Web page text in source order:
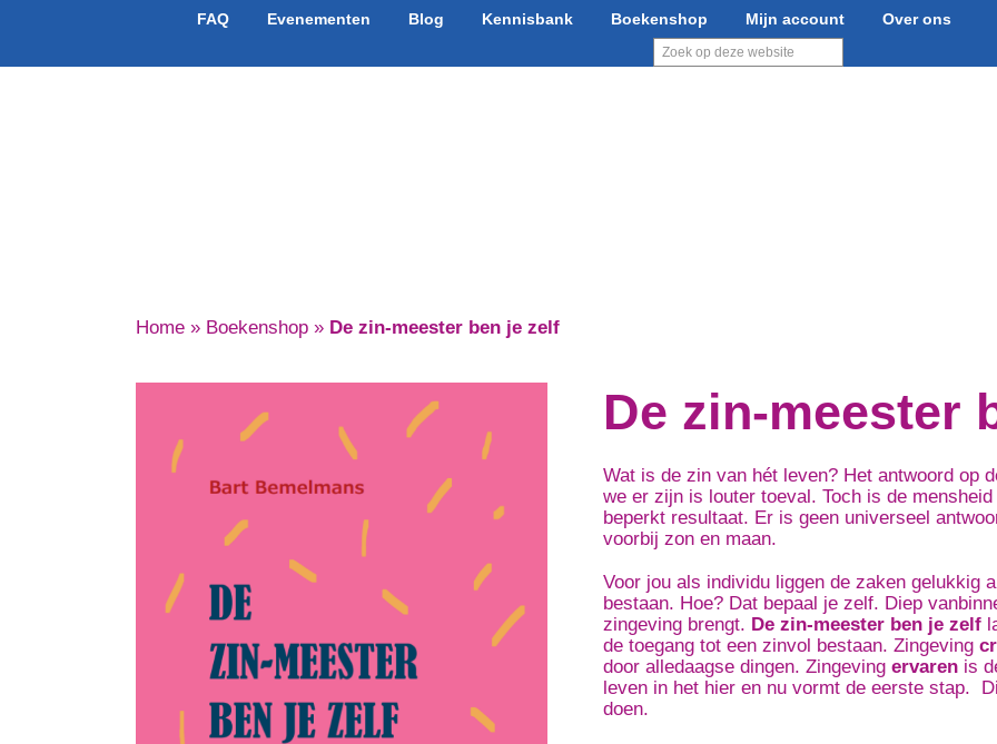
FAQ Evenementen Blog Kennisbank Boekenshop Mijn account Over ons
Zoek
op
Home » Boekenshop » De zin-meester ben je zelf
De zin-meester
Wat is de zin van hét leven? Het antwoord op
we er zijn is louter toeval. Toch is de
beperkt resultaat. Er is geen universeel
voorbij zon en maan.
Voor jou als individu liggen de zaken gelukkig
bestaan. Hoe? Dat bepaal je zelf. Diep
zingeving brengt. De zin-meester ben je zelf
de toegang tot een zinvol bestaan. Zingeving
door alledaagse dingen. Zingeving ervaren is
leven in het hier en nu vormt de eerste stap.
doen.